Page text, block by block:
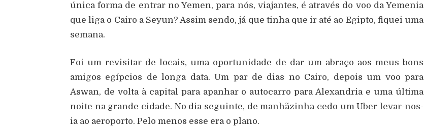
única forma de entrar no Yemen, para nós, viajantes, é através do voo da Yemenia
que liga o Cairo a Seyun? Assim sendo, já que tinha que ir até ao Egipto, fiquei uma
semana.
Foi um revisitar de locais, uma oportunidade de dar um abraço aos meus bons
amigos egípcios de longa data. Um par de dias no Cairo, depois um voo para
Aswan, de volta à capital para apanhar o autocarro para Alexandria e uma última
noite na grande cidade. No dia seguinte, de manhãzinha cedo um Uber levar-nos-
ia ao aeroporto. Pelo menos esse era o plano.